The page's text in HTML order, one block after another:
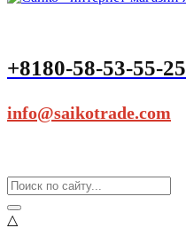
+8180-58-53-55-25
info@saikotrade.com
△